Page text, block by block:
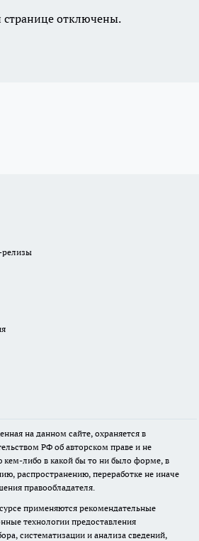
отключены.
релизы
на данном сайте, охраняется в
РФ об авторском праве и не
кем-либо в какой бы то ни было форме, в
распространению, переработке не иначе
правообладателя.
применяются рекомендательные
технологии предоставления
систематизации и анализа сведений,